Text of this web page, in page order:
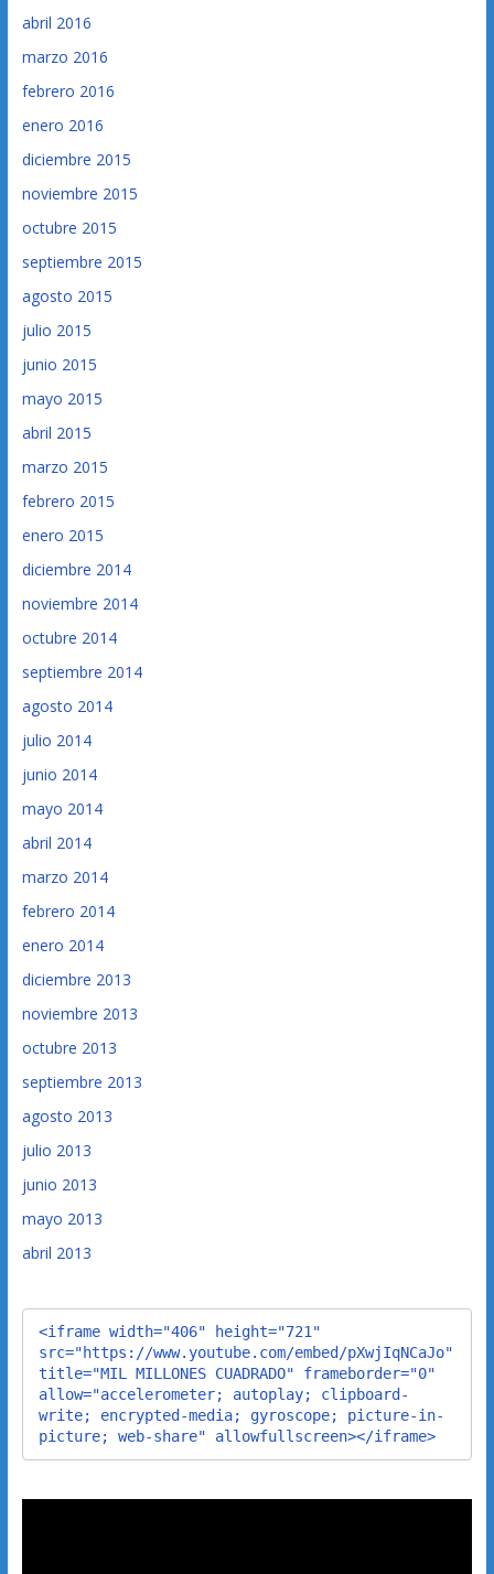
abril 2016
marzo 2016
febrero 2016
enero 2016
diciembre 2015
noviembre 2015
octubre 2015
septiembre 2015
agosto 2015
julio 2015
junio 2015
mayo 2015
abril 2015
marzo 2015
febrero 2015
enero 2015
diciembre 2014
noviembre 2014
octubre 2014
septiembre 2014
agosto 2014
julio 2014
junio 2014
mayo 2014
abril 2014
marzo 2014
febrero 2014
enero 2014
diciembre 2013
noviembre 2013
octubre 2013
septiembre 2013
agosto 2013
julio 2013
junio 2013
mayo 2013
abril 2013
<iframe width="406" height="721"
src="https://www.youtube.com/embed/pXwjIqNCaJo"
title="MIL MILLONES CUADRADO" frameborder="0"
allow="accelerometer; autoplay; clipboard-
write; encrypted-media; gyroscope; picture-in-
picture; web-share" allowfullscreen></iframe>